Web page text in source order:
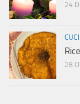
24
28